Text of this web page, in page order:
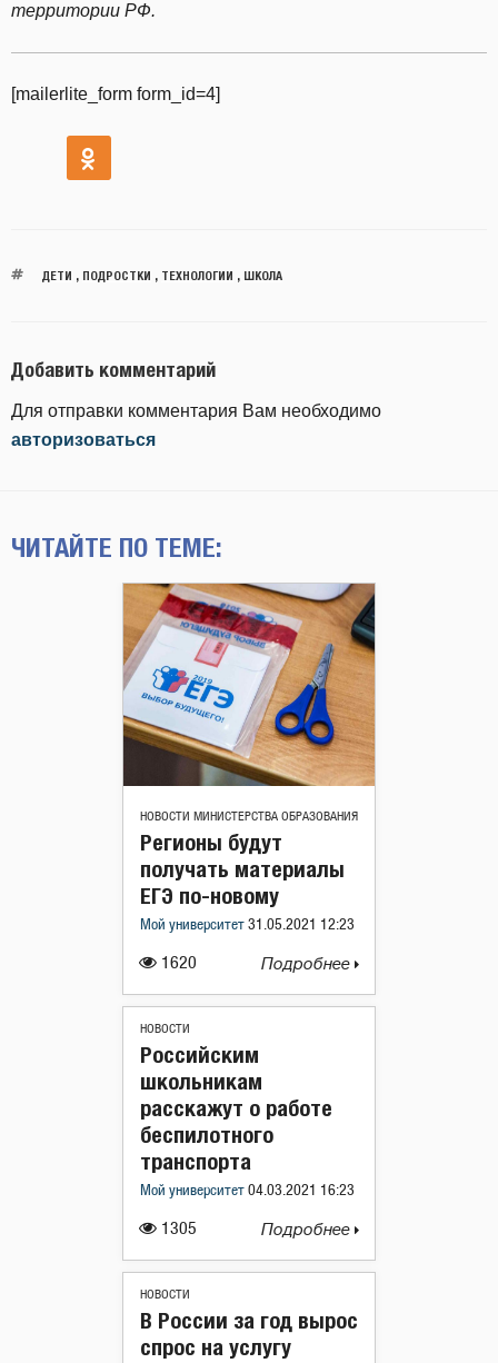
территории РФ.
[mailerlite_form form_id=4]
ДЕТИ , ПОДРОСТКИ , ТЕХНОЛОГИИ , ШКОЛА
Добавить комментарий
Для отправки комментария Вам необходимо
авторизоваться
ЧИТАЙТЕ ПО ТЕМЕ:
НОВОСТИ МИНИСТЕРСТВА ОБРАЗОВАНИЯ
1620
Регионы будут
получать материалы
ЕГЭ по-новому
Мой университет 31.05.2021 12:23
Подробнее
НОВОСТИ
1305
Российским
школьникам
расскажут о работе
беспилотного
транспорта
Мой университет 04.03.2021 16:23
Подробнее
НОВОСТИ
В России за год вырос
спрос на услугу